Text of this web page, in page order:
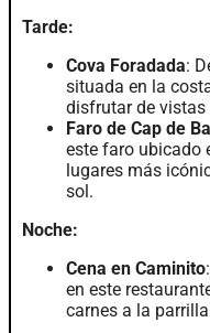
Tarde:
Cova Foradada:
situada en la
disfrutar de
Faro de Cap de
este faro ubicado
lugares más
sol.
Noche:
Cena en Caminito
en este
carnes a la